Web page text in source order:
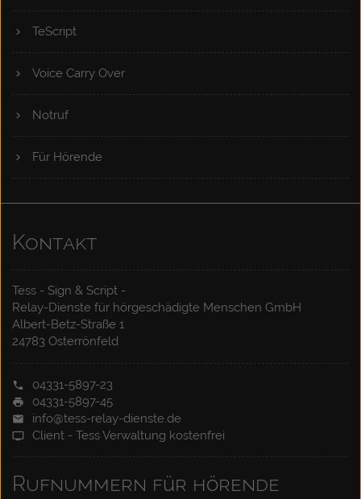
TeScript
Voice Carry Over
Notruf
Für Hörende
Kontakt
Tess - Sign & Script -
Relay-Dienste für hörgeschädigte Menschen GmbH
Albert-Betz-Straße 1
24783 Osterrönfeld
04331-5897-23
04331-5897-45
info@tess-relay-dienste.de
Client - Tess Verwaltung kostenfrei
Rufnummern für hörende